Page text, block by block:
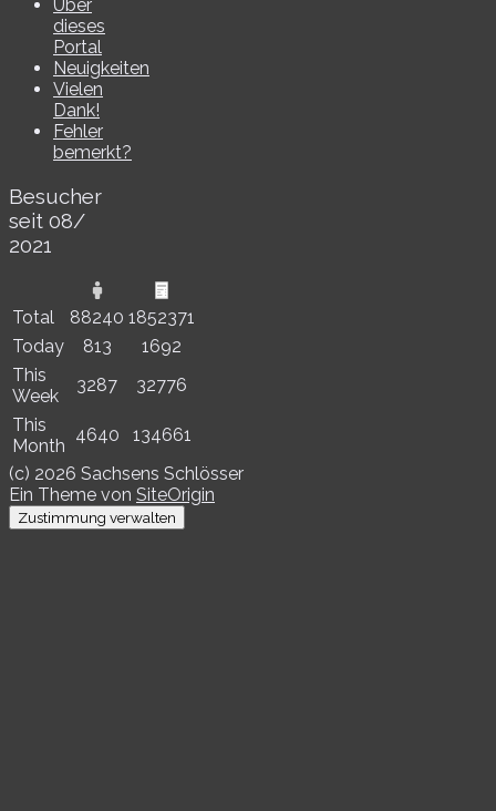
Über
dieses
Portal
Neuigkeiten
Vielen
Dank!
Fehler
bemerkt?
Besucher
seit 08/​
2021
Total 88240 1852371
Today
813
1692
This
Week
3287
32776
This
Month
4640
134661
(c) 2026 Sachsens Schlösser
Ein Theme von SiteOrigin
Zustimmung verwalten